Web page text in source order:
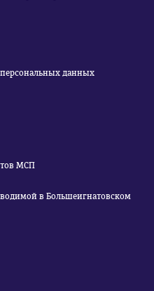
данных
МСП
в Большеигнатовском